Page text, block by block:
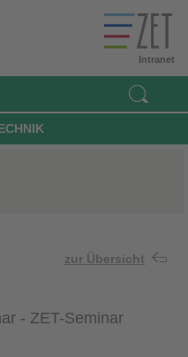
Intranet
zur Übersicht
- ZET-Seminar